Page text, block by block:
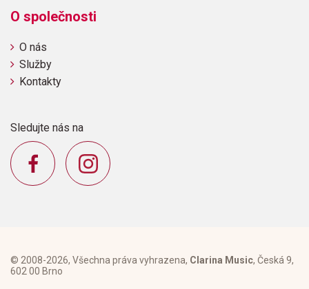
O společnosti
O nás
Služby
Kontakty
Sledujte nás na
© 2008-2026, Všechna práva vyhrazena, Clarina Music, Česká 9,
602 00 Brno